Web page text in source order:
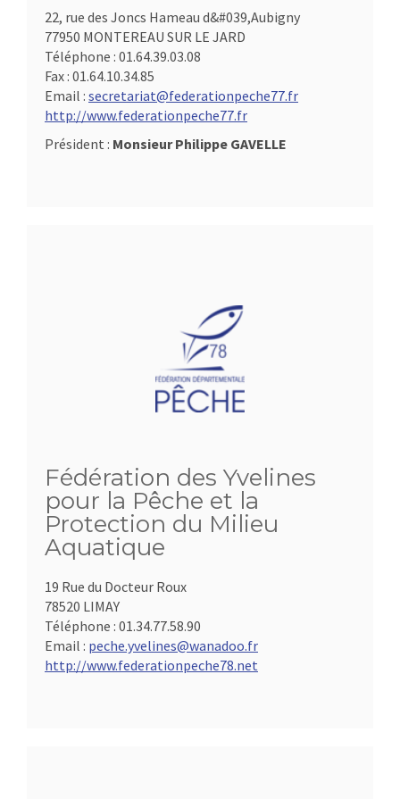
22, rue des Joncs Hameau d&#039,Aubigny
77950 MONTEREAU SUR LE JARD
Téléphone : 01.64.39.03.08
Fax : 01.64.10.34.85
Email : secretariat@federationpeche77.fr
http://www.federationpeche77.fr
Président : Monsieur Philippe GAVELLE
Fédération des Yvelines
pour la Pêche et la
Protection du Milieu
Aquatique
19 Rue du Docteur Roux
78520 LIMAY
Téléphone : 01.34.77.58.90
Email : peche.yvelines@wanadoo.fr
http://www.federationpeche78.net